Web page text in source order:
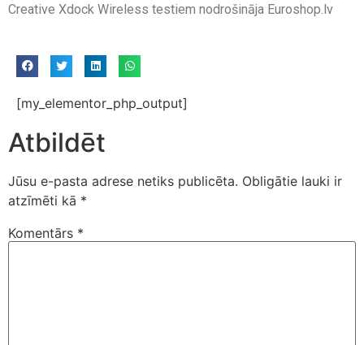
Creative Xdock Wireless testiem nodrošināja Euroshop.lv
[my_elementor_php_output]
Atbildēt
Jūsu e-pasta adrese netiks publicēta. Obligātie lauki ir
atzīmēti kā *
Komentārs *